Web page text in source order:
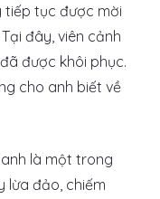
tiếp tục được mời
đây, viên cảnh
được khôi phục.
cho anh biết về
là một trong
lừa đảo, chiếm